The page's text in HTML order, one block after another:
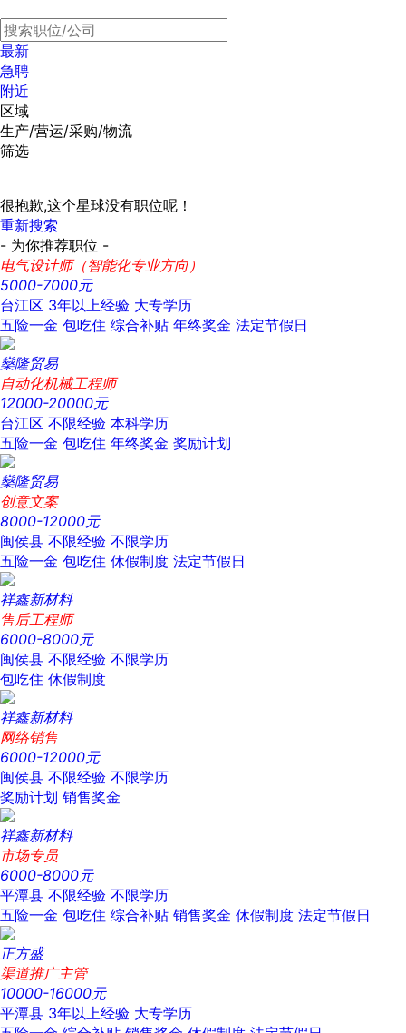
最新
急聘
附近
区域
生产/营运/采购/物流
筛选
很抱歉,这个星球没有职位呢！
重新搜索
- 为你推荐职位 -
电气设计师（智能化专业方向）
5000-7000元
台江区 3年以上经验 大专学历
五险一金 包吃住 综合补贴 年终奖金 法定节假日
燊隆贸易
自动化机械工程师
12000-20000元
台江区 不限经验 本科学历
五险一金 包吃住 年终奖金 奖励计划
燊隆贸易
创意文案
8000-12000元
闽侯县 不限经验 不限学历
五险一金 包吃住 休假制度 法定节假日
祥鑫新材料
售后工程师
6000-8000元
闽侯县 不限经验 不限学历
包吃住 休假制度
祥鑫新材料
网络销售
6000-12000元
闽侯县 不限经验 不限学历
奖励计划 销售奖金
祥鑫新材料
市场专员
6000-8000元
平潭县 不限经验 不限学历
五险一金 包吃住 综合补贴 销售奖金 休假制度 法定节假日
正方盛
渠道推广主管
10000-16000元
平潭县 3年以上经验 大专学历